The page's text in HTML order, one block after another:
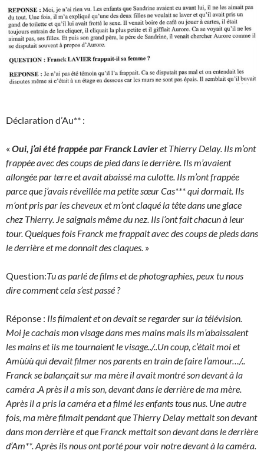
Déclaration d’Au** :
« Oui, j’ai été frappée par Franck Lavieret Thierry Delay. Ils m’ont
frappée avec des coups de pied dans le derrière. Ils m’avaient
allongée par terre et avait abaissé ma culotte. Ils m’ont frappée
parce que j’avais réveillée ma petite sœur Cas*** qui dormait. Ils
m’ont pris par les cheveux et m’ont claqué la tête dans une glace
chez Thierry. Je saignais même du nez. Ils l’ont fait chacun à leur
tour. Quelques fois Franck me frappait avec des coups de pieds dans
le derrière et me donnait des claques. »
Question:Tu as parlé de films et de photographies, peux tu nous
dire comment cela s’est passé ?
Réponse : Ils filmaient et on devait se regarder sur la télévision.
Moi je cachais mon visage dans mes mains mais ils m’abaissaient
les mains et ils me tournaient le visage../..Un coup, c’était moi et
Amùùù qui devait filmer nos parents en train de faire l’amour…/..
Franck se balançait sur ma mère il avait montré son devant à la
caméra .A près il a mis son, devant dans le derrière de ma mère.
Après il a pris la caméra et a filmé les enfants tous nus. Une autre
fois, ma mère filmait pendant que Thierry Delay mettait son devant
dans mon derrière et que Franck mettait son devant dans le derrière
d’Am**. Après ils nous ont porté pour voir notre devant à la caméra.